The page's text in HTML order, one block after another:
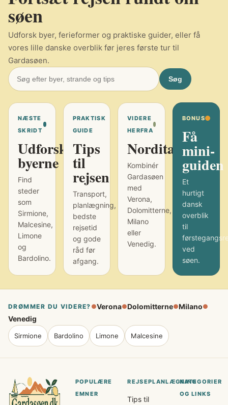
søen
Udforsk byer, ferieformer og praktiske guider, eller få
vores lille danske overblik før jeres første tur til
Gardasøen.
Søg
NÆSTE
SKRIDT
Udforsk
byerne
Find
steder
som
Sirmione,
Malcesine,
Limone
og
Bardolino.
PRAKTISK
GUIDE
Tips
til
rejsen
Transport,
planlægning,
bedste
rejsetid
og gode
råd før
afgang.
VIDERE
HERFRA
Norditalien
Kombinér
Gardasøen
med
Verona,
Dolomitterne,
Milano
eller
Venedig.
BONUS
Få
mini-
guiden
Et
hurtigt
dansk
overblik
til
ved
søen.
DRØMMER DU VIDERE? ●Verona●Dolomitterne●Milano●
Venedig
Sirmione Bardolino Limone Malcesine
POPULÆRE
EMNER
REJSEPLANLÆGNING
Tips til
KATEGORIER
OG LINKS